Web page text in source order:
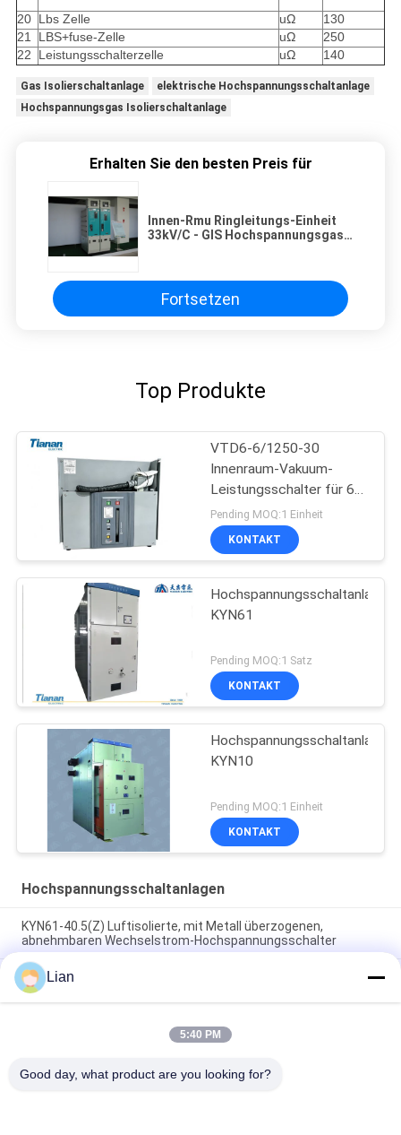
20 Lbs Zelle uΩ
130
21
LBS+fuse-Zelle uΩ
250
22
Leistungsschalterzelle uΩ 140
Gas Isolierschaltanlage
elektrische Hochspannungsschaltanlage
Hochspannungsgas Isolierschaltanlage
Erhalten Sie den besten Preis für
Innen-Rmu Ringleitungs-Einheit
33kV/C - GIS Hochspannungsgas
Fortsetzen
Top Produkte
VTD6-6/1250-30
Innenraum-Vakuum-
Leistungsschalter für 6-
kV-
Stromversorgungssysteme
bei 50/60 Hz
Pending MOQ:1 Einheit
KONTAKT
Hochspannungsschaltanlage
KYN61
Pending MOQ:1 Satz
KONTAKT
Hochspannungsschaltanlage
KYN10
Pending MOQ:1 Einheit
KONTAKT
Hochspannungsschaltanlagen
KYN61-40.5(Z) Luftisolierte, mit Metall überzogenen,
abnehmbaren Wechselstrom-Hochspannungsschalter
33Kv/36Kv/40.5Kv gasisolierte SF6-
Hochspannungsschaltanlage mit 630A Nennstrom für
Innenräume RMU-Schaltanlage
Innen-Einheits-Schaltanlage der Ringleitungs-35kv, Gas Sf6
Lian
5:40 PM
Good day, what product are you looking for?